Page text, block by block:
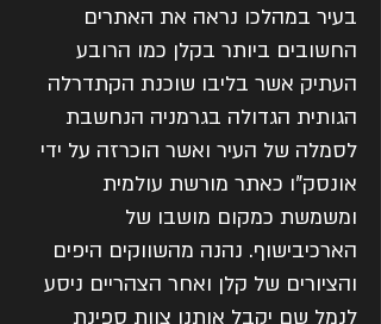
בעיר במהלכו נראה את האתרים
החשובים ביותר בקלן כמו הרובע
העתיק אשר בליבו שוכנת הקתדרלה
הגותית הגדולה בגרמניה הנחשבת
לסמלה של העיר ואשר הוכרזה על ידי
אונסק"ו כאתר מורשת עולמית
ומשמשת כמקום מושבו של
הארכיבישוף. נהנה מהשווקים היפים
והציורים של קלן ואחר הצהריים ניסע
לנמל שם יקבל אותנו צוות ספינת